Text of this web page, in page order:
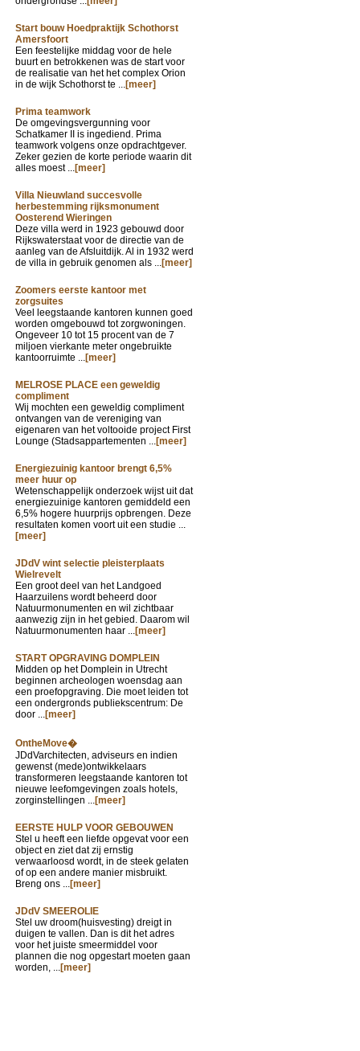
Start bouw Hoedpraktijk Schothorst
Amersfoort
Een feestelijke middag voor de hele
buurt en betrokkenen was de start voor
de realisatie van het het complex Orion
in de wijk Schothorst te ...[meer]
Prima teamwork
De omgevingsvergunning voor
Schatkamer II is ingediend. Prima
teamwork volgens onze opdrachtgever.
Zeker gezien de korte periode waarin dit
alles moest ...[meer]
Villa Nieuwland succesvolle
herbestemming rijksmonument
Oosterend Wieringen
Deze villa werd in 1923 gebouwd door
Rijkswaterstaat voor de directie van de
aanleg van de Afsluitdijk. Al in 1932 werd
de villa in gebruik genomen als ...[meer]
Zoomers eerste kantoor met
zorgsuites
Veel leegstaande kantoren kunnen goed
worden omgebouwd tot zorgwoningen.
Ongeveer 10 tot 15 procent van de 7
miljoen vierkante meter ongebruikte
kantoorruimte ...[meer]
MELROSE PLACE een geweldig
compliment
Wij mochten een geweldig compliment
ontvangen van de vereniging van
eigenaren van het voltooide project First
Lounge (Stadsappartementen ...[meer]
Energiezuinig kantoor brengt 6,5%
meer huur op
Wetenschappelijk onderzoek wijst uit dat
energiezuinige kantoren gemiddeld een
6,5% hogere huurprijs opbrengen. Deze
resultaten komen voort uit een studie ...
[meer]
JDdV wint selectie pleisterplaats
Wielrevelt
Een groot deel van het Landgoed
Haarzuilens wordt beheerd door
Natuurmonumenten en wil zichtbaar
aanwezig zijn in het gebied. Daarom wil
Natuurmonumenten haar ...[meer]
START OPGRAVING DOMPLEIN
Midden op het Domplein in Utrecht
beginnen archeologen woensdag aan
een proefopgraving. Die moet leiden tot
een ondergronds publiekscentrum: De
door ...[meer]
OntheMove�
JDdVarchitecten, adviseurs en indien
gewenst (mede)ontwikkelaars
transformeren leegstaande kantoren tot
nieuwe leefomgevingen zoals hotels,
zorginstellingen ...[meer]
EERSTE HULP VOOR GEBOUWEN
Stel u heeft een liefde opgevat voor een
object en ziet dat zij ernstig
verwaarloosd wordt, in de steek gelaten
of op een andere manier misbruikt.
Breng ons ...[meer]
JDdV SMEEROLIE
Stel uw droom(huisvesting) dreigt in
duigen te vallen. Dan is dit het adres
voor het juiste smeermiddel voor
plannen die nog opgestart moeten gaan
worden, ...[meer]